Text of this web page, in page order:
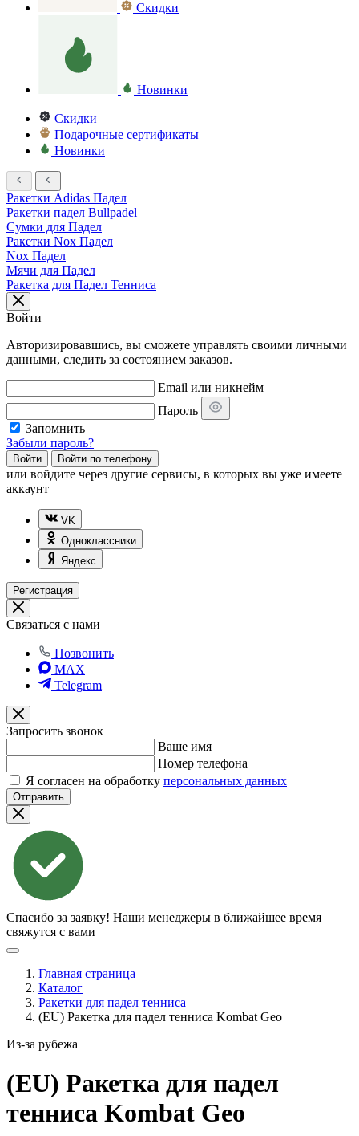
Скидки
Новинки
Скидки
Подарочные сертификаты
Новинки
Ракетки Adidas Падел
Ракетки падел Bullpadel
Сумки для Падел
Ракетки Nox Падел
Nox Падел
Мячи для Падел
Ракетка для Падел Тенниса
Войти
Авторизировавшись, вы сможете управлять своими личными
данными, следить за состоянием заказов.
Email или никнейм
Пароль
Запомнить
Забыли пароль?
Войти Войти по телефону
или войдите через другие сервисы, в которых вы уже имеете
аккаунт
VK
Одноклассники
Яндекс
Регистрация
Связаться с нами
Позвонить
MAX
Telegram
Запросить звонок
Ваше имя
Номер телефона
Я согласен на обработку персональных данных
Отправить
Спасибо за заявку! Наши менеджеры в ближайшее время
свяжутся с вами
Главная страница
Каталог
Ракетки для падел тенниса
(EU) Ракетка для падел тенниса Kombat Geo
Из-за рубежа
(EU) Ракетка для падел
тенниса Kombat Geo